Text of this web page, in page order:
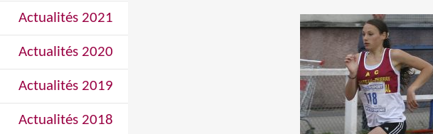
Actualités 2021
Actualités 2020
Actualités 2019
Actualités 2018